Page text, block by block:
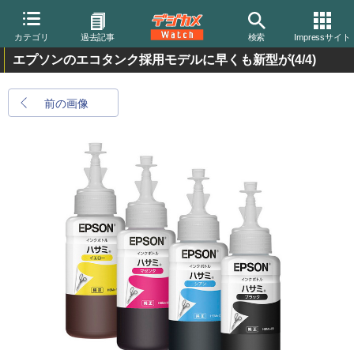
カテゴリ 過去記事 検索 Impressサイト
エプソンのエコタンク採用モデルに早くも新型が(4/4)
前の画像